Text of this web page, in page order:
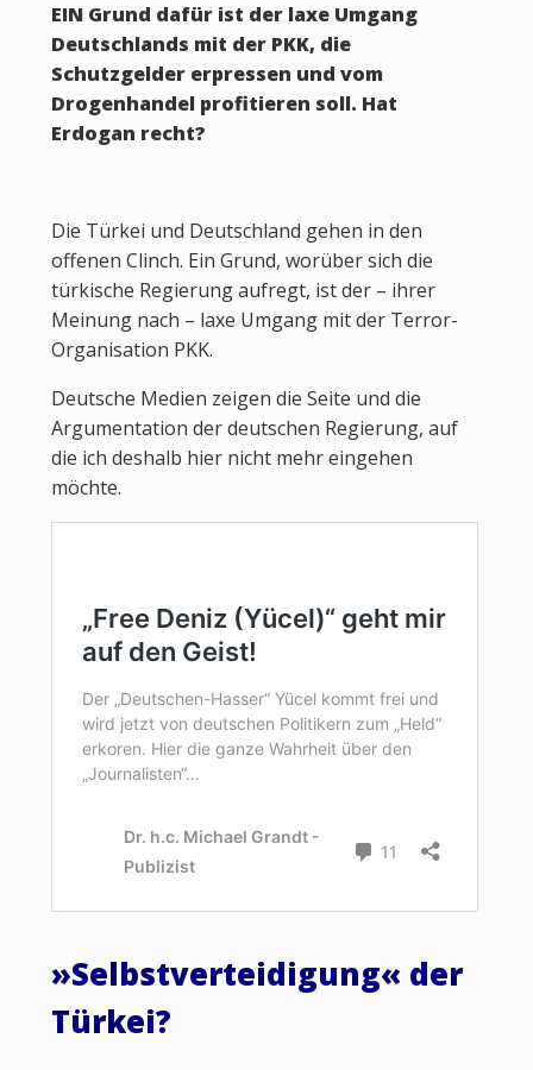
EIN Grund dafür ist der laxe Umgang
Deutschlands mit der PKK, die
Schutzgelder erpressen und vom
Drogenhandel profitieren soll. Hat
Erdogan recht?
Die Türkei und Deutschland gehen in den
offenen Clinch. Ein Grund, worüber sich die
türkische Regierung aufregt, ist der – ihrer
Meinung nach – laxe Umgang mit der Terror-
Organisation PKK.
Deutsche Medien zeigen die Seite und die
Argumentation der deutschen Regierung, auf
die ich deshalb hier nicht mehr eingehen
möchte.
»Selbstverteidigung« der
Türkei?